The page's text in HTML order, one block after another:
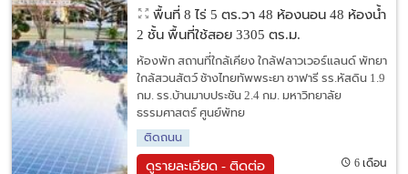
พื้นที่ 8 ไร่ 5 ตร.วา 48 ห้องนอน 48 ห้องน้ำ
2 ชั้น พื้นที่ใช้สอย 3305 ตร.ม.
ห้องพัก สถานที่ใกล้เคียง ใกล้ฟลาวเวอร์แลนด์ พัทยา
ใกล้สวนสัตว์ ช้างไทยทัพพระยา ซาฟารี รร.หัสดิน 1.9
กม. รร.บ้านมาบประชัน 2.4 กม. มหาวิทยาลัย
ธรรมศาสตร์ ศูนย์พัทย
ติดถนน
ดูรายละเอียด - ติดต่อ 6 เดือน